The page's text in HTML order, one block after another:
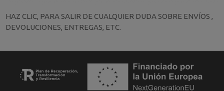
HAZ CLIC, PARA SALIR DE CUALQUIER DUDA SOBRE ENVÍOS ,
DEVOLUCIONES, ENTREGAS, ETC.